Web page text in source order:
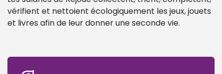
vérifient et nettoient écologiquement les jeux, jouets
et livres afin de leur donner une seconde vie.